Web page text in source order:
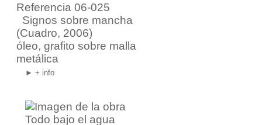
Referencia 06-025
Signos sobre mancha
(Cuadro, 2006)
óleo, grafito sobre malla
metálica
► + info